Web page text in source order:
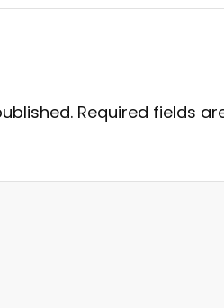
Required fields